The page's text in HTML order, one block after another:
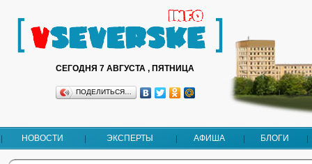
СЕГОДНЯ 7 АВГУСТА , ПЯТНИЦА
ПОДЕЛИТЬСЯ…
НОВОСТИ ЭКСПЕРТЫ АФИША БЛОГИ